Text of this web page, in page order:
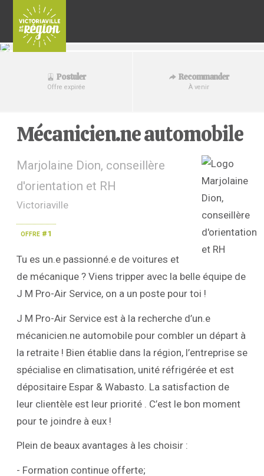
Postuler
Offre expirée
Recommander
À venir
Mécanicien.ne automobile
Marjolaine Dion, conseillère
d'orientation et RH
Victoriaville
offre #1
Tu es un.e passionné.e de voitures et
de mécanique ? Viens tripper avec la belle équipe de
J M Pro-Air Service, on a un poste pour toi !
J M Pro-Air Service est à la recherche d’un.e
mécanicien.ne automobile pour combler un départ à
la retraite ! Bien établie dans la région, l’entreprise se
spécialise en climatisation, unité réfrigérée et est
dépositaire Espar & Wabasto. La satisfaction de
leur clientèle est leur priorité . C’est le bon moment
pour te joindre à eux !
Plein de beaux avantages à les choisir :
- Formation continue offerte;